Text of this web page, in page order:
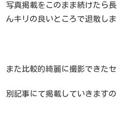
写真掲載をこのまま続けたら
んキリの良いところで退散
また比較的綺麗に撮影できた
別記事にて掲載していきます